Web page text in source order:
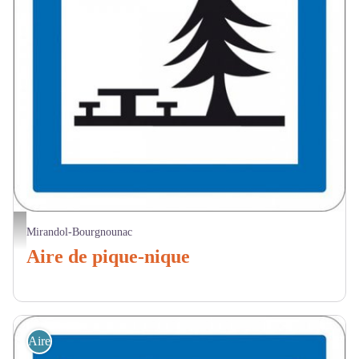
Aire de pique nique Logo
Mirandol-Bourgnounac
Aire de pique-nique
Aire de Pique Nique